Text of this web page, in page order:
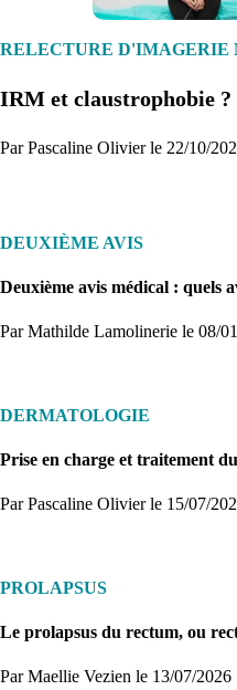
Créez un compte et
Je
RELECTURE D'IMAGERIE
IRM et claustrophobie ?
Par Pascaline Olivier le 22/10/
DEUXIÈME AVIS
Deuxième avis médical : quels
Par Mathilde Lamolinerie le 08/
DERMATOLOGIE
Prise en charge et traitement
Par Pascaline Olivierle 15/07/
PROLAPSUS
Le prolapsus du rectum, ou
Par Maellie Vezien le 13/07/2026